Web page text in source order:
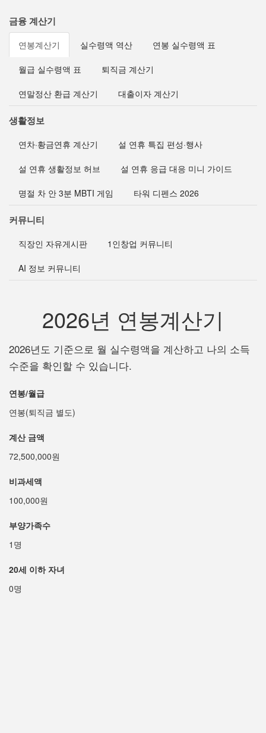
금융 계산기
연봉계산기 실수령액 역산 연봉 실수령액 표
월급 실수령액 표 퇴직금 계산기
연말정산 환급 계산기 대출이자 계산기
생활정보
연차·황금연휴 계산기 설 연휴 특집 편성·행사
설 연휴 생활정보 허브 설 연휴 응급 대응 미니 가이드
명절 차 안 3분 MBTI 게임 타워 디펜스 2026
커뮤니티
직장인 자유게시판 1인창업 커뮤니티
AI 정보 커뮤니티
2026년 연봉계산기
2026년도 기준으로 월 실수령액을 계산하고 나의 소득
수준을 확인할 수 있습니다.
연봉/월급
연봉(퇴직금 별도)
계산 금액
72,500,000원
비과세액
100,000원
부양가족수
1명
20세 이하 자녀
0명